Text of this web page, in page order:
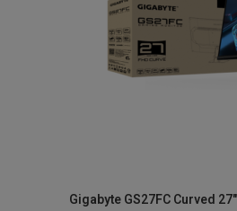
Gigabyte GS27FC Curved